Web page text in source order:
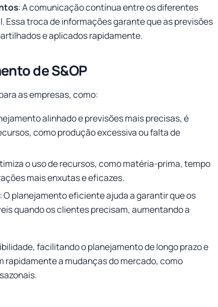
: A comunicação contínua entre os diferentes
Essa troca de informações garante que as previsões
e aplicados rapidamente.
de S&OP
as empresas, como:
alinhado e previsões mais precisas, é
como produção excessiva ou falta de
o uso de recursos, como matéria-prima, tempo
mais enxutas e eficazes.
: O planejamento eficiente ajuda a garantir que os
quando os clientes precisam, aumentando a
facilitando o planejamento de longo prazo e
rapidamente a mudanças do mercado, como